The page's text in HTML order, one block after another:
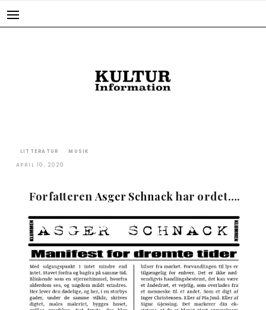
LITTERATUR MUSIK
APRIL 10, 2020
ForfatterenAsger Schnack har ordet….